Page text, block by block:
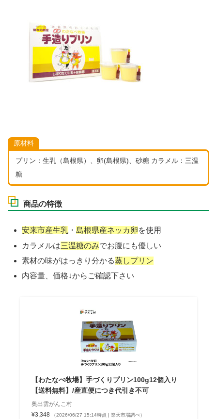
原材料
プリン：生乳（島根県）、卵(島根県)、砂糖 カラメル：三温
糖
商品の特徴
安来市産生乳 ・島根県産ネッカ卵を使用
カラメルは三温糖のみでお腹にも優しい
素材の味がはっきり分かる蒸しプリン
内容量、価格↓からご確認下さい
【わたなべ牧場】手づくりプリン100g12個入り
【送料無料】/産直便につき代引き不可
奥出雲がんこ村
¥3,348
（2026/06/27 15:14時点 | 楽天市場調べ）